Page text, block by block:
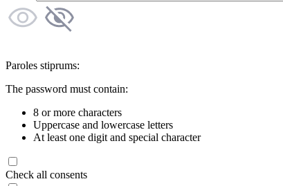
Paroles stiprums:
The password must contain:
8 or more characters
Uppercase and lowercase letters
At least one digit and special character
Check all consents